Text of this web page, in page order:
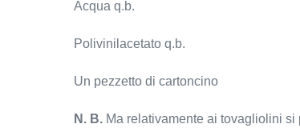
Acqua q.b.
Polivinilacetato q.b.
Un pezzetto di cartoncino
N. B. Ma relativamente ai tovagliolini